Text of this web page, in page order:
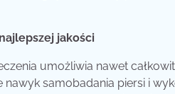
jakości
umożliwia nawet
samobadania piersi i